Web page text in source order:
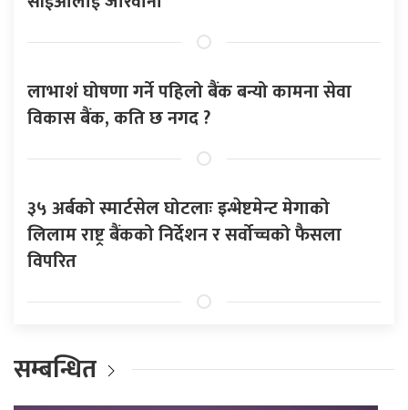
लाभाशं घोषणा गर्ने पहिलो बैंक बन्यो कामना सेवा
विकास बैंक, कति छ नगद ?
३५ अर्बको स्मार्टसेल घोटलाः इन्भेष्टमेन्ट मेगाको
लिलाम राष्ट्र बैंकको निर्देशन र सर्वोच्चको फैसला
विपरित
सम्बन्धित